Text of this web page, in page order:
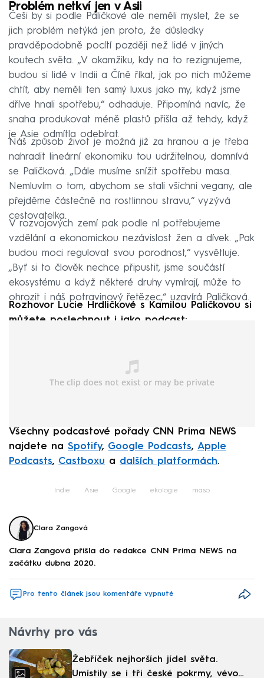
Problém netkví jen v Asii
Češi by si podle Paličkové ale neměli myslet, že se
jich problém netýká jen proto, že důsledky
pravděpodobně pocítí později než lidé v jiných
koutech světa. „V okamžiku, kdy na to rezignujeme,
budou si lidé v Indii a Číně říkat, jak po nich můžeme
chtít, aby neměli ten samý luxus jako my, když jsme
dříve hnali spotřebu,“ odhaduje. Připomíná navíc, že
snaha produkovat méně plastů přišla až tehdy, když
je Asie odmítla odebírat.
Náš způsob život je možná již za hranou a je třeba
nahradit lineární ekonomiku tou udržitelnou, domnívá
se Paličková. „Dále musíme snížit spotřebu masa.
Nemluvím o tom, abychom se stali všichni vegany, ale
přejděme částečně na rostlinnou stravu,“ vyzývá
cestovatelka.
V rozvojových zemí pak podle ní potřebujeme
vzdělání a ekonomickou nezávislost žen a dívek. „Pak
budou moci regulovat svou porodnost,“ vysvětluje.
„Byť si to člověk nechce připustit, jsme součástí
ekosystému a když některé druhy vymírají, může to
ohrozit i náš potravinový řetězec,“ uzavírá Paličková.
Rozhovor Lucie Hrdličkové s Kamilou Paličkovou si
můžete poslechnout i jako podcast:
Všechny podcastové pořady CNN Prima NEWS
najdete na Spotify, Google Podcasts, Apple
Podcasts, Castboxu a dalších platformách.
Indie Asie Google ekologie maso
Clara Zangová
Clara Zangová přišla do redakce CNN Prima NEWS na
začátku dubna 2020.
Pro tento článek jsou komentáře vypnuté
Návrhy pro vás
Žebříček nejhorších jídel světa.
Umístily se i tři české pokrmy, vévodí